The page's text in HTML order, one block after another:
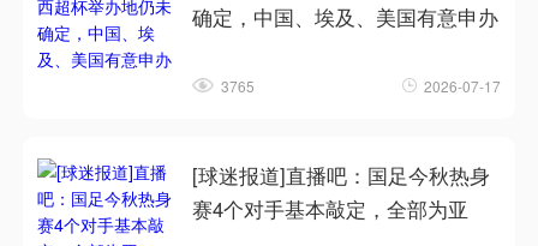
确定，中国、埃及、美国有意申办
3765 2026-07-17
[球迷报道]直播吧：国足今秋热身
赛4个对手基本敲定，全部为亚